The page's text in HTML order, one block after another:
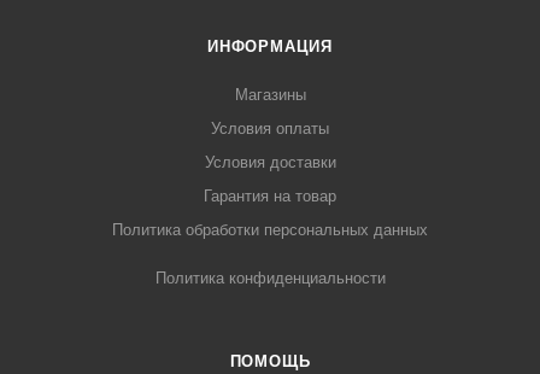
ИНФОРМАЦИЯ
Магазины
Условия оплаты
Условия доставки
Гарантия на товар
Политика обработки персональных данных
Политика конфиденциальности
ПОМОЩЬ